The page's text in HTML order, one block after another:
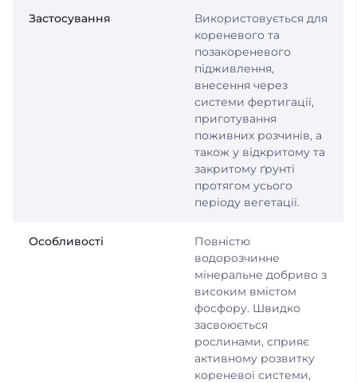
Застосування
Використовується для
кореневого та
позакореневого
підживлення,
внесення через
системи фертигації,
приготування
поживних розчинів, а
також у відкритому та
закритому ґрунті
протягом усього
періоду вегетації.
Особливості
Повністю
водорозчинне
мінеральне добриво з
високим вмістом
фосфору. Швидко
засвоюється
рослинами, сприяє
активному розвитку
кореневої системи,